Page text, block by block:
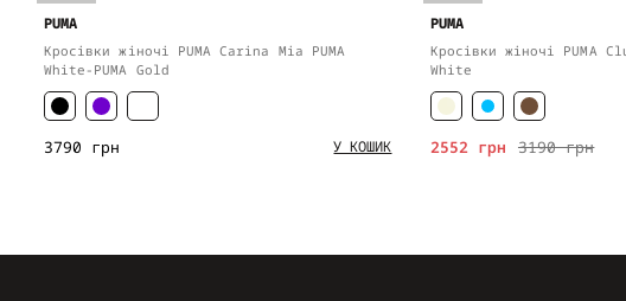
PUMA
Кросівки жіночі PUMA Carina Mia PUMA
White-PUMA Gold
3790 грн У КОШИК
PUMA
Кросівки жіночі PUMA
White
3190 грн
2552 грн